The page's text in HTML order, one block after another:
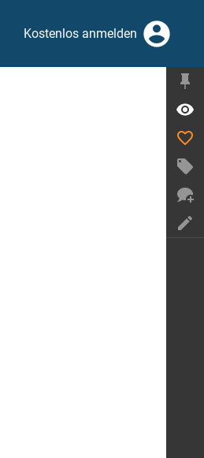
Kostenlos anmelden